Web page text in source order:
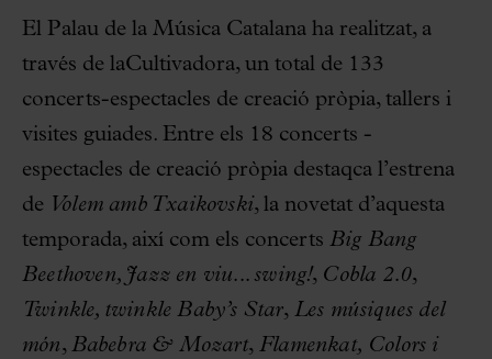
El Palau de la Música Catalana ha realitzat, a
través de laCultivadora, un total de 133
concerts-espectacles de creació pròpia, tallers i
visites guiades. Entre els 18 concerts -
espectacles de creació pròpia destaqca l’estrena
de Volem amb Txaikovski, la novetat d’aquesta
temporada, així com els concerts Big Bang
Beethoven, Jazz en viu... swing!, Cobla 2.0,
Twinkle, twinkle Baby’s Star,Les músiques del
món, Babebra & Mozart,Flamenkat, Colors i